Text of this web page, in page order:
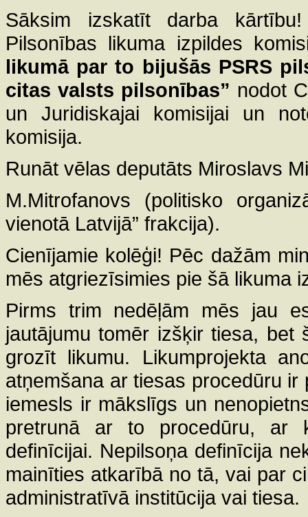
Sāksim izskatīt darba
Pilsonības likuma izpildes
likumā par to bijušās PSRS
citas valsts pilsonības” nodot
un Juridiskajai komisijai un
komisija.
Runāt vēlas deputāts Miroslavs
M.Mitrofanovs (politisko
vienotā Latvijā” frakcija).
Cienījamie kolēģi! Pēc dažām
mēs atgriezīsimies pie šā likuma
Pirms trim nedēļām mēs jau
jautājumu tomēr izšķir tiesa, bet
grozīt likumu. Likumprojekta
atņemšana ar tiesas procedūru
iemesls ir mākslīgs un
pretrunā ar to procedūru, ar
definīcijai. Nepilsoņa definīcija
mainīties atkarībā no tā, vai par
administratīvā institūcija vai tiesa.